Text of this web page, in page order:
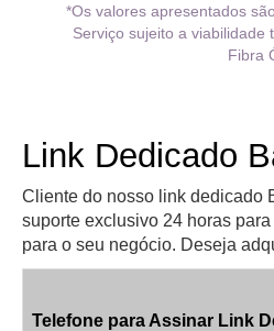
*Os valores apresentados
Serviço sujeito a viabilidade
Fibra
Link Dedicado
Cliente do nosso link dedicado
suporte exclusivo 24 horas
para o seu negócio. Deseja
Telefone para Assinar Link